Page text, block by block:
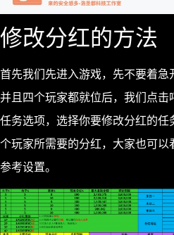
修改分红的方法
首先我们先进入游戏，先不要着急
并且四个玩家都就位后，我们点击
任务选项，选择你要修改分红的
个玩家所需要的分红，大家也可
参考设置。